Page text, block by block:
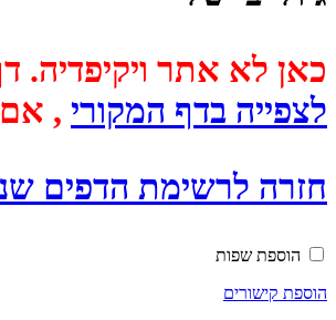
כאן לא אתר ויקיפדיה. דף זה נשמר
לצפייה בדף המקורי ,
חזרה לרשימת הדפים
הוספת שפות
הוספת קישורים